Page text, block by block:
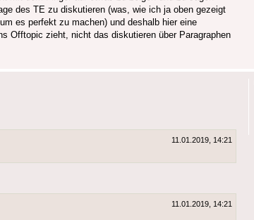
des TE zu diskutieren (was, wie ich ja oben gezeigt
es perfekt zu machen) und deshalb hier eine
Offtopic zieht, nicht das diskutieren über Paragraphen
11.01.2019, 14:21
11.01.2019, 14:21